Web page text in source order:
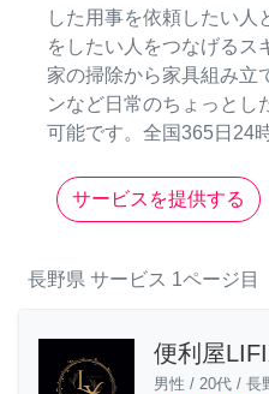
した用事を依頼したい人
をしたい人をつなげるス
家の掃除から家具組み立
ンなど日常のちょっとし
可能です。全国365日24
サービスを提供する
長野県 サービス 1ページ目
便利屋
男性 / 20代 / 長